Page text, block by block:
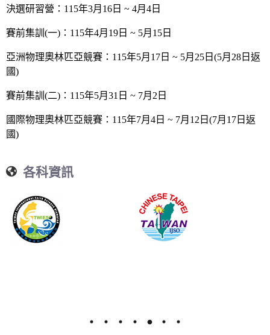
決選研習營：115年3月16日 ~ 4月4日
賽前集訓(一)：115年4月19日 ~ 5月15日
亞洲物理奧林匹亞競賽：115年5月17日 ~ 5月25日(5月28日返
國)
賽前集訓(二)：115年5月31日 ~ 7月2日
國際物理奧林匹亞競賽：115年7月4日 ~ 7月12日(7月17日返
國)
各科資訊